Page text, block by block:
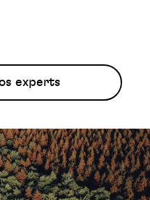
experts